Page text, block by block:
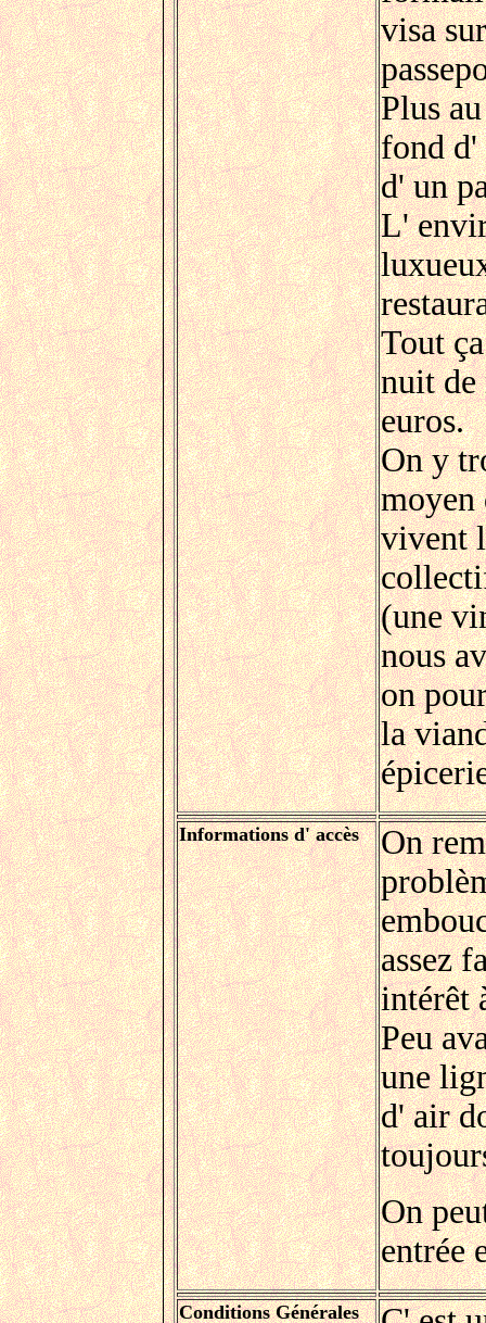
visa
Plus
fond d'
d' un
L'
Tout
nuit de
euros.
On y
moyen
vivent
(une
nous
on
la
Informations d' accès
On
assez
intérêt
Peu
une
d' air
On
entrée
Conditions Générales